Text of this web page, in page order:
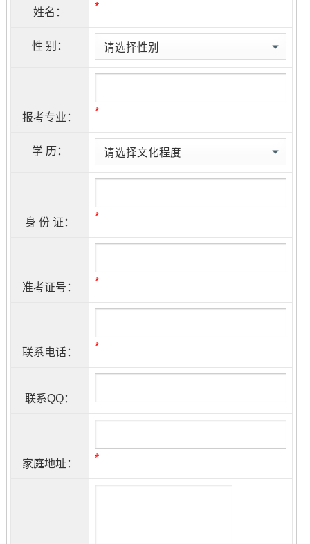
姓名： *
性 别：
报考专业： *
学 历：
身 份 证： *
准考证号： *
联系电话： *
联系QQ：
家庭地址： *